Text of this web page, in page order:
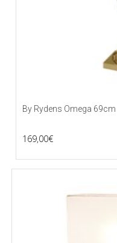
By Rydens Omega
169,00€